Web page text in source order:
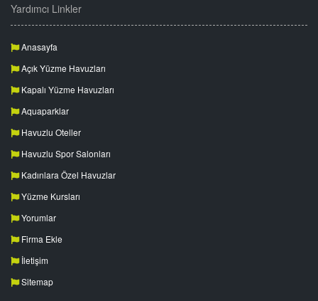
Yardımcı Linkler
Anasayfa
Açık Yüzme Havuzları
Kapalı Yüzme Havuzları
Aquaparklar
Havuzlu Oteller
Havuzlu Spor Salonları
Kadınlara Özel Havuzlar
Yüzme Kursları
Yorumlar
Firma Ekle
İletişim
Sitemap